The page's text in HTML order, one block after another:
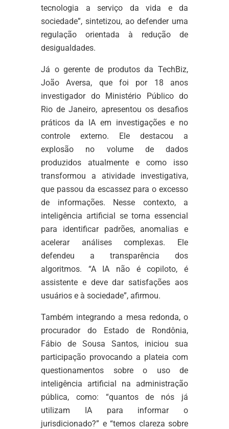
tecnologia a serviço da vida e da
sociedade”, sintetizou, ao defender uma
regulação orientada à redução de
desigualdades.
Já o gerente de produtos da TechBiz,
João Aversa, que foi por 18 anos
investigador do Ministério Público do
Rio de Janeiro, apresentou os desafios
práticos da IA em investigações e no
controle externo. Ele destacou a
explosão no volume de dados
produzidos atualmente e como isso
transformou a atividade investigativa,
que passou da escassez para o excesso
de informações. Nesse contexto, a
inteligência artificial se torna essencial
para identificar padrões, anomalias e
acelerar análises complexas. Ele
defendeu a transparência dos
algoritmos. “A IA não é copiloto, é
assistente e deve dar satisfações aos
usuários e à sociedade”, afirmou.
Também integrando a mesa redonda, o
procurador do Estado de Rondônia,
Fábio de Sousa Santos, iniciou sua
participação provocando a plateia com
questionamentos sobre o uso de
inteligência artificial na administração
pública, como: “quantos de nós já
utilizam IA para informar o
jurisdicionado?” e “temos clareza sobre